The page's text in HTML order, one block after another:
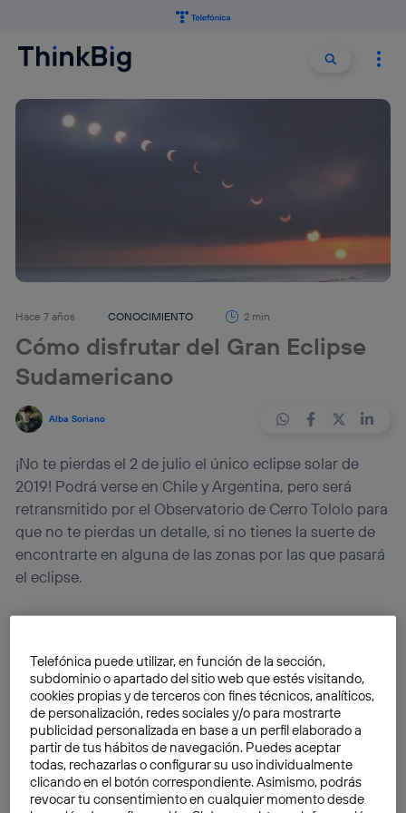
Buscar
Hace 7 años CONOCIMIENTO 2 min
Cómo disfrutar del Gran Eclipse
Sudamericano
Alba Soriano
¡No te pierdas el 2 de julio el único eclipse solar de
2019! Podrá verse en Chile y Argentina, pero será
retransmitido por el Observatorio de Cerro Tololo para
que no te pierdas un detalle, si no tienes la suerte de
encontrarte en alguna de las zonas por las que pasará
el eclipse.
Además de estas localizaciones, podrá verse en un
pequeño atolón coralino del Pacífico central, conocida
comoisla de Oeno. El eclipse se perderá, en gran
parte, en el océano, pero sí que se podrá sentir en
Chile y Argentina, cómo el día se convierte en noche
durante unos minutos,según ABC.
Telefónica puede utilizar, en función de la sección,
subdominio o apartado del sitio web que estés visitando,
cookies propias y de terceros con fines técnicos, analíticos,
de personalización, redes sociales y/o para mostrarte
publicidad personalizada en base a un perfil elaborado a
partir de tus hábitos de navegación. Puedes aceptar
todas, rechazarlas o configurar su uso individualmente
clicando en el botón correspondiente. Asimismo, podrás
revocar tu consentimiento en cualquier momento desde